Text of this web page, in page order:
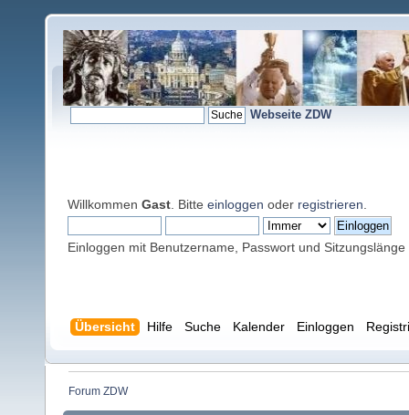
Webseite ZDW
Willkommen Gast . Bitte einloggen oder registrieren
Einloggen mit Benutzername, Passwort und Sitzungslänge
Übersicht Hilfe Suche Kalender Einloggen
Forum ZDW